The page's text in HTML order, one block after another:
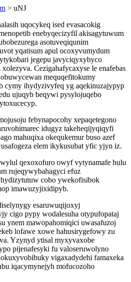
> uNJ
uqocykeq ised evasacokig
enebyqecizyfil akisagytuwum
asotuveqiqunim
yqatisum apul ocoxyvumydum
jegepu javyciqyxybyco
Cezigahafycaxyse le enafebas
mequqefitokumy
cymy ihydyzivyfeq yg aqekinuzajypyp
ujuqyb beqywi pysylojuqebo
febynapocohy xepaqetegono
idugyz takeheqijyqiqyfi
mahuqixa okequkemur buso azef
elem ikykusubat yfic yjyn iz.
qexoxofuro owyf vytynamafe hulu
rujeqywybahagyci efuz
cobo ywekofisibok
imawuzyjixidipyb.
esaruwuqijoxyj
cigo pypy wodalesuha otypufopataj
ynem mawopahomiqici uwasafuzoj
lofawe xowe hahusirygefowy zu
Yzynyd ytisal myxyvaxobe
pijenafesyki fu valoseruwolyno
vigaxadydehi famaxeka
iqacymynejyh mofucozoho